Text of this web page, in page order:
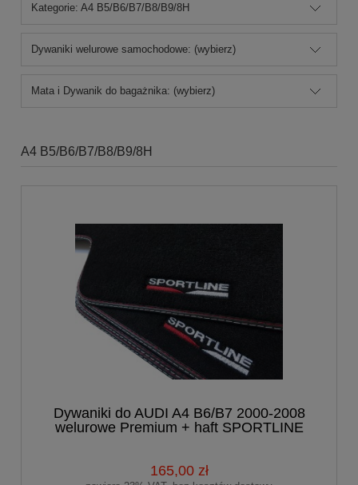
Kategorie: A4 B5/B6/B7/B8/B9/8H
Dywaniki welurowe samochodowe: (wybierz)
Mata i Dywanik do bagażnika: (wybierz)
A4 B5/B6/B7/B8/B9/8H
Dywaniki do AUDI A4 B6/B7 2000-2008
welurowe Premium + haft SPORTLINE
165,00 zł